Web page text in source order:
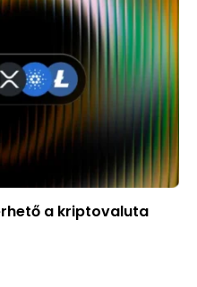
a kriptovaluta